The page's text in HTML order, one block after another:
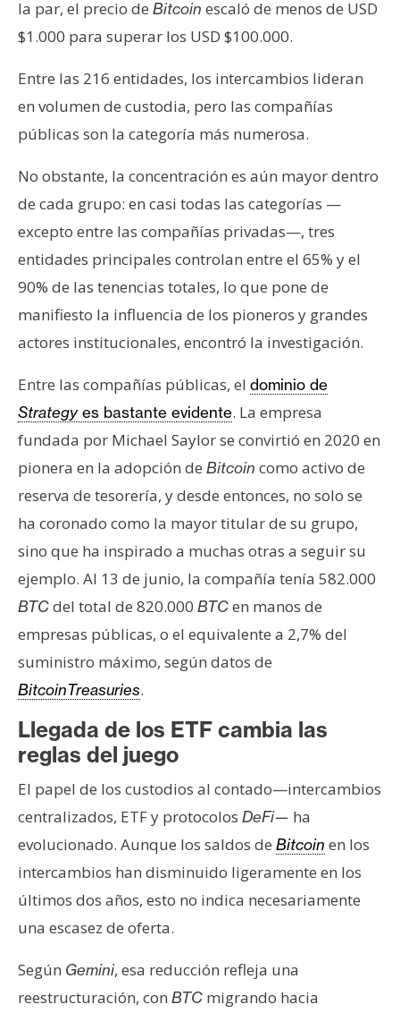
la par, el precio de Bitcoin escaló de menos de USD
$1.000 para superar los USD $100.000.
Entre las 216 entidades, los intercambios lideran
en volumen de custodia, pero las compañías
públicas son la categoría más numerosa.
No obstante, la concentración es aún mayor dentro
de cada grupo: en casi todas las categorías —
excepto entre las compañías privadas—, tres
entidades principales controlan entre el 65% y el
90% de las tenencias totales, lo que pone de
manifiesto la influencia de los pioneros y grandes
actores institucionales, encontró la investigación.
Entre las compañías públicas, el dominio de
Strategyes bastante evidente. La empresa
fundada por Michael Saylor se convirtió en 2020 en
pionera en la adopción de Bitcoin como activo de
reserva de tesorería, y desde entonces, no solo se
ha coronado como la mayor titular de su grupo,
sino que ha inspirado a muchas otras a seguir su
ejemplo. Al 13 de junio, la compañía tenía 582.000
BTCdel total de 820.000 BTCen manos de
empresas públicas, o el equivalente a 2,7% del
suministro máximo, según datos de
BitcoinTreasuries.
Llegada de los ETF cambia las
reglas del juego
El papel de los custodios al contado—intercambios
centralizados, ETF y protocolos DeFi— ha
evolucionado. Aunque los saldos de Bitcoin en los
intercambios han disminuido ligeramente en los
últimos dos años, esto no indica necesariamente
una escasez de oferta.
Según Gemini, esa reducción refleja una
reestructuración, con BTC migrando hacia